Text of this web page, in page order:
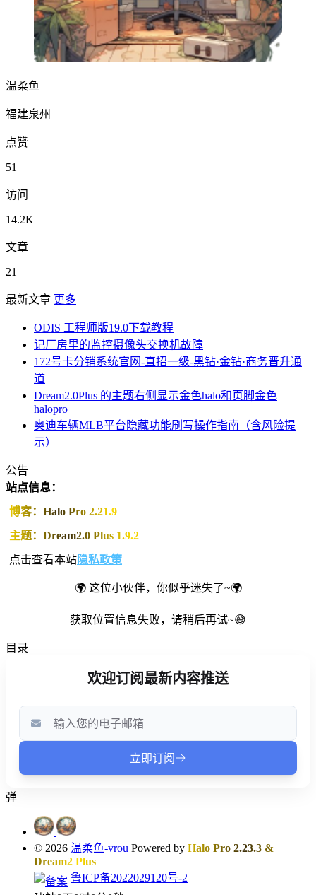
温柔鱼
福建泉州
点赞
51
访问
14.2K
文章
21
最新文章 更多
ODIS 工程师版19.0下载教程
记厂房里的监控摄像头交换机故障
172号卡分销系统官网-直招一级-黑钻·金钻·商务晋升通
道
Dream2.0Plus 的主题右侧显示金色halo和页脚金色
halopro
奥迪车辆MLB平台隐藏功能刷写操作指南（含风险提
示）
公告
站点信息：
博客：Halo Pro 2.21.9
主题：Dream2.0 Plus 1.9.2
点击查看本站隐私政策
🌍 这位小伙伴，你似乎迷失了~🌍
获取位置信息失败，请稍后再试~😅
目录
弹
© 2026 温柔鱼-vrou Powered by Halo Pro 2.23.3 &
Dream2 Plus
鲁ICP备2022029120号-2